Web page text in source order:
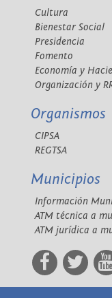
Cultura
Bienestar Social
Presidencia
Fomento
Economía y
Organización y
Organismos
CIPSA
REGTSA
Municipios
Información
ATM técnica a
ATM jurídica a